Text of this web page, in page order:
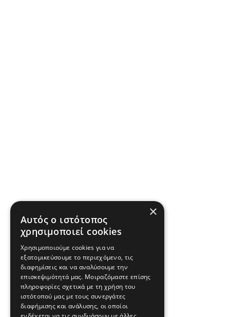
×
Αυτός ο ιστότοπος
χρησιμοποιεί cookies
Χρησιμοποιούμε cookies για να
εξατομικεύσουμε το περιεχόμενο, τις
διαφημίσεις και να αναλύσουμε την
επισκεψιμότητά μας. Μοιραζόμαστε επίσης
πληροφορίες σχετικά με τη χρήση του
ιστότοπού μας με τους συνεργάτες
διαφήμισης και ανάλυσης, οι οποίοι